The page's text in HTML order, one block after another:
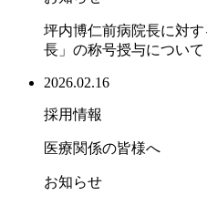
坪内博仁前病院長に対
長」の称号授与について
2026.02.16
採用情報
医療関係の皆様へ
お知らせ